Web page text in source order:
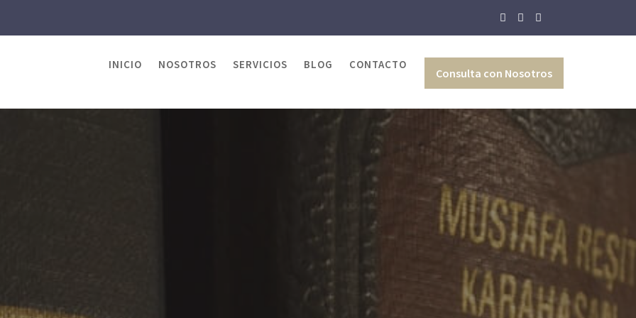
Consulta con Nosotros
INICIO NOSOTROS SERVICIOS BLOG CONTACTO